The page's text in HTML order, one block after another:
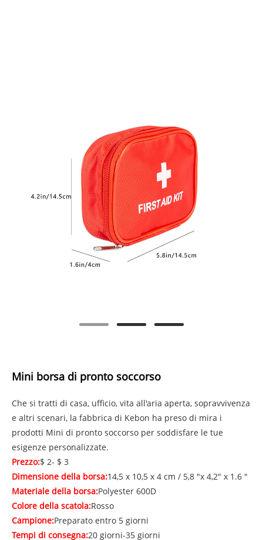
Mini borsa di pronto soccorso
Che si tratti di casa, ufficio, vita all'aria aperta, sopravvivenza
e altri scenari, la fabbrica di Kebon ha preso di mira i
prodotti Mini di pronto soccorso per soddisfare le tue
esigenze personalizzate.
Prezzo:$ 2- $ 3
Dimensione della borsa:14,5 x 10,5 x 4 cm / 5,8 "x 4,2" x 1.6 "
Materiale della borsa:Polyester 600D
Colore della scatola:Rosso
Campione:Preparato entro 5 giorni
Tempi di consegna:20 giorni-35 giorni